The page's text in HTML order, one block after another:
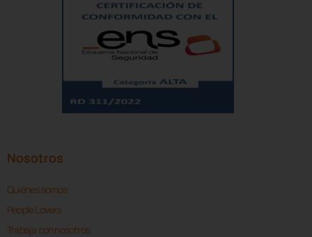
Nosotros
Quiénes somos
People Lovers
Trabaja con nosotros